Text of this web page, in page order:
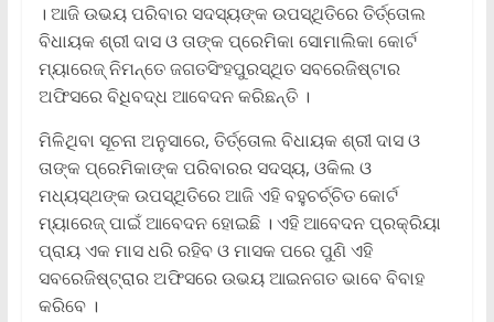
। ଆଜି ଉଭୟ ପରିବାର ସଦସ୍ୟଙ୍କ ଉପସ୍ଥିତିରେ ତିର୍ତ୍ତୋଲ
ବିଧାୟକ ଶ୍ରୀ ଦାସ ଓ ତାଙ୍କ ପ୍ରେମିକା ସୋମାଲିକା କୋର୍ଟ
ମ୍ୟାରେଜ୍ ନିମନ୍ତେ ଜଗତସିଂହପୁରସ୍ଥିତ ସବରେଜିଷ୍ଟାର
ଅଫିସରେ ବିଧିବଦ୍ଧ ଆବେଦନ କରିଛନ୍ତି ।
ମିଳିଥିବା ସୂଚନା ଅନୁସାରେ, ତିର୍ତ୍ତୋଲ ବିଧାୟକ ଶ୍ରୀ ଦାସ ଓ
ତାଙ୍କ ପ୍ରେମିକାଙ୍କ ପରିବାରର ସଦସ୍ୟ, ଓକିଲ ଓ
ମଧ୍ୟସ୍ଥଙ୍କ ଉପସ୍ଥିତିରେ ଆଜି ଏହି ବହୁଚର୍ଚ୍ଚିତ କୋର୍ଟ
ମ୍ୟାରେଜ୍ ପାଇଁ ଆବେଦନ ହୋଇଛି । ଏହି ଆବେଦନ ପ୍ରକ୍ରିୟା
ପ୍ରାୟ ଏକ ମାସ ଧରି ରହିବ ଓ ମାସକ ପରେ ପୁଣି ଏହି
ସବରେଜିଷ୍ଟ୍ରାର ଅଫିସରେ ଉଭୟ ଆଇନଗତ ଭାବେ ବିବାହ
କରିବେ ।